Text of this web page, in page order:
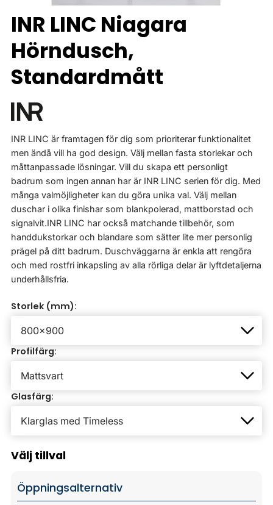
INR LINC Niagara
Hörndusch,
Standardmått
INR LINC är framtagen för dig som prioriterar funktionalitet
men ändå vill ha god design. Välj mellan fasta storlekar och
måttanpassade lösningar. Vill du skapa ett personligt
badrum som ingen annan har är INR LINC serien för dig. Med
många valmöjligheter kan du göra unika val. Välj mellan
duschar i olika finishar som blankpolerad, mattborstad och
signalvit.INR LINC har också matchande tillbehör, som
handdukstorkar och blandare som sätter lite mer personlig
prägel på ditt badrum. Duschväggarna är enkla att rengöra
och med rostfri inkapsling av alla rörliga delar är lyftdetaljerna
underhållsfria.
Storlek (mm):
Profilfärg:
Glasfärg:
Välj tillval
Öppningsalternativ